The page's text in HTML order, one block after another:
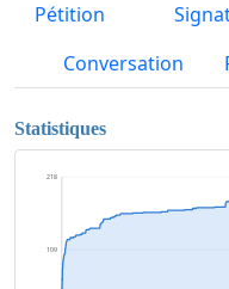
Pétition
Conversation
Statistiques
109
218